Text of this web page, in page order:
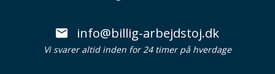
info@billig-arbejdstoj.dk
Vi svarer altid inden for 24 timer på hverdage